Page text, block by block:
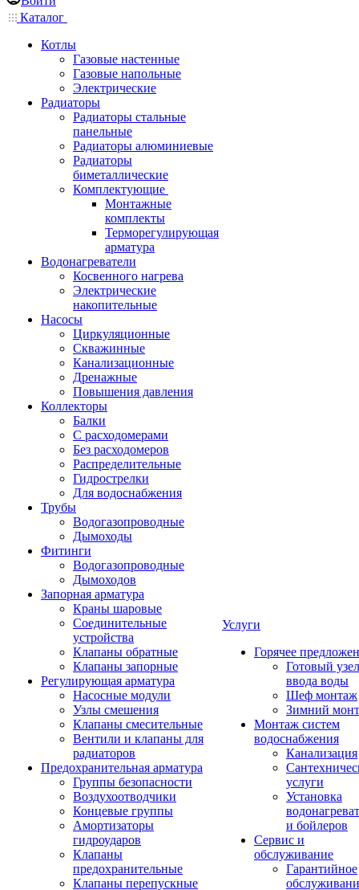
Каталог
Котлы
Газовые настенные
Газовые напольные
Электрические
Радиаторы
Радиаторы стальные
панельные
Радиаторы алюминиевые
Радиаторы
биметаллические
Комплектующие
Монтажные
комплекты
Терморегулирующая
арматура
Водонагреватели
Косвенного нагрева
Электрические
накопительные
Насосы
Циркуляционные
Скважинные
Канализационные
Дренажные
Повышения давления
Коллекторы
Балки
С расходомерами
Без расходомеров
Распределительные
Гидрострелки
Для водоснабжения
Трубы
Водогазопроводные
Дымоходы
Фитинги
Водогазопроводные
Дымоходов
Запорная арматура
Краны шаровые
Соединительные
устройства
Клапаны обратные
Клапаны запорные
Регулирующая арматура
Насосные модули
Узлы смешения
Клапаны смесительные
Вентили и клапаны для
радиаторов
Предохранительная арматура
Группы безопасности
Воздухоотводчики
Концевые группы
Амортизаторы
гидроударов
Клапаны
предохранительные
Клапаны перепускные
Услуги
Горячее
Готовый узел
ввода воды
Шеф монтаж
Зимний
Монтаж систем
водоснабжения
Канализация
услуги
Установка
и бойлеров
Сервис и
обслуживание
Гарантийное